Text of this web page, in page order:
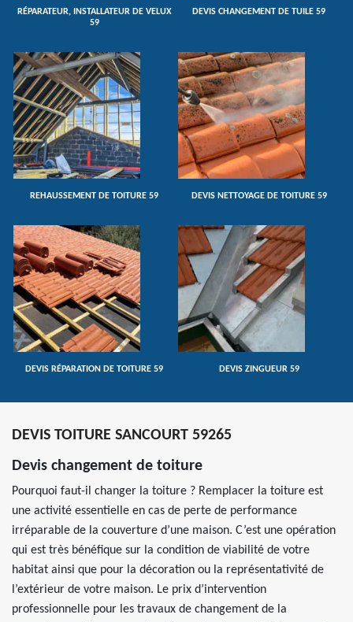
RÉPARATEUR, INSTALLATEUR DE VELUX
59
DEVIS CHANGEMENT DE TUILE 59
REHAUSSEMENT DE TOITURE 59 DEVIS NETTOYAGE DE TOITURE 59
DEVIS RÉPARATION DE TOITURE 59 DEVIS ZINGUEUR 59
DEVIS TOITURE SANCOURT 59265
Devis changement de toiture
Pourquoi faut-il changer la toiture ? Remplacer la toiture est
une activité essentielle en cas de perte de performance
irréparable de la couverture d’une maison. C’est une opération
qui est très bénéfique sur la condition de viabilité de votre
habitat ainsi que pour la décoration ou la représentativité de
l’extérieur de votre maison. Le prix d’intervention
professionnelle pour les travaux de changement de la